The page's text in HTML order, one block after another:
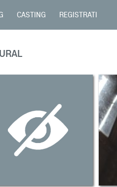
CASTING REGISTRATI